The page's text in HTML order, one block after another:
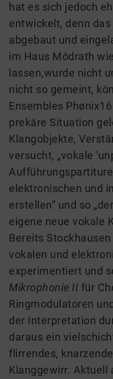
hat es sich jedoch
entwickelt, denn
abgebaut und
im Haus Mödrath
lassen,wurde nicht
nicht so gemeint,
Ensembles
prekäre Situation
Klangobjekte,
versucht, „vokale
elektronischen und
erstellen“ und so
eigene neue vokale
Bereits
vokalen und
experimentiert und
Mikrophonie II für
Ringmodulatoren
der Interpretation
daraus ein
flirrendes,
Klanggewirr. Aktuell